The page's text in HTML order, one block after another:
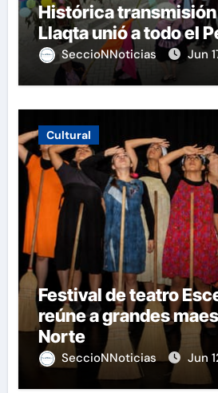
Histórica transmisión
Llaqta unió a todo el
SeccioNNoticias Jun
Cultural
Festival de teatro
reúne a grandes
Norte
SeccioNNoticias Jun